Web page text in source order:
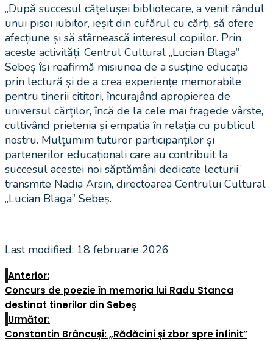
„După succesul cățelușei bibliotecare, a venit rândul
unui pisoi iubitor, ieșit din cufărul cu cărți, să ofere
afecțiune și să stârnească interesul copiilor. Prin
aceste activități, Centrul Cultural „Lucian Blaga”
Sebeș își reafirmă misiunea de a susține educația
prin lectură și de a crea experiențe memorabile
pentru tinerii cititori, încurajând apropierea de
universul cărților, încă de la cele mai fragede vârste,
cultivând prietenia și empatia în relația cu publicul
nostru. Mulțumim tuturor participanților și
partenerilor educaționali care au contribuit la
succesul acestei noi săptămâni dedicate lecturii”
transmite Nadia Arsin, directoarea Centrului Cultural
„Lucian Blaga” Sebeș.
Last modified: 18 februarie 2026
Anterior:
Concurs de poezie în memoria lui Radu Stanca
destinat tinerilor din Sebeș
Următor:
Constantin Brâncuși: „Rădăcini și zbor spre infinit”